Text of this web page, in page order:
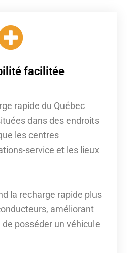
facilitée
rapide du Québec
dans des endroits
les centres
service et les lieux
la recharge rapide plus
améliorant
posséder un véhicule